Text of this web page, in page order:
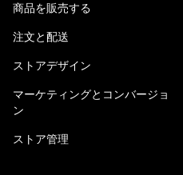
商品を販売する
注文と配送
ストアデザイン
マーケティングとコンバージョ
ン
ストア管理